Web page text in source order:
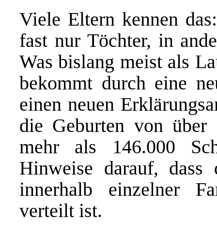
Viele Eltern kennen
fast nur Töchter, in
Was bislang meist als
bekommt durch eine
einen neuen
die Geburten von über
mehr als 146.000
Hinweise darauf, dass
innerhalb einzelner
verteilt ist.